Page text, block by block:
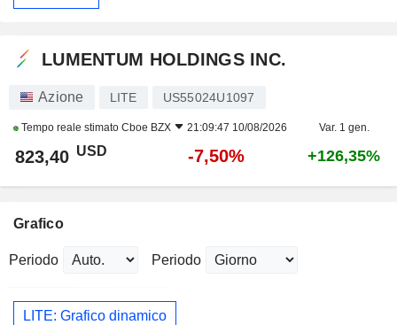
LUMENTUM HOLDINGS INC.
Azione LITE US55024U1097
Tempo reale stimato Cboe BZX 21:09:47 10/08/2026 Var. 1 gen.
823,40 USD -7,50% +126,35%
Grafico
Periodo Periodo
LITE: Grafico dinamico